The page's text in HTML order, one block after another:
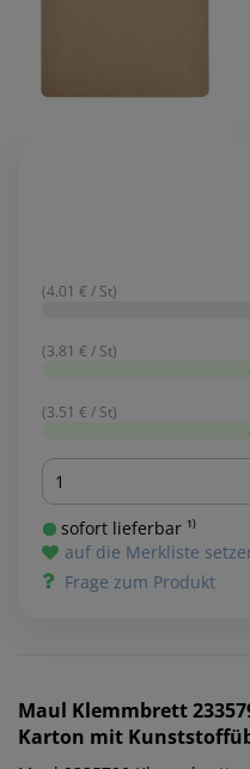
(4.01 € / St)
(3.81 € / St)
(3.51 € / St)
Menge
sofort lieferbar ¹⁾
auf die Merkliste
Frage zum Produkt
Maul Klemmbrett
Karton mit